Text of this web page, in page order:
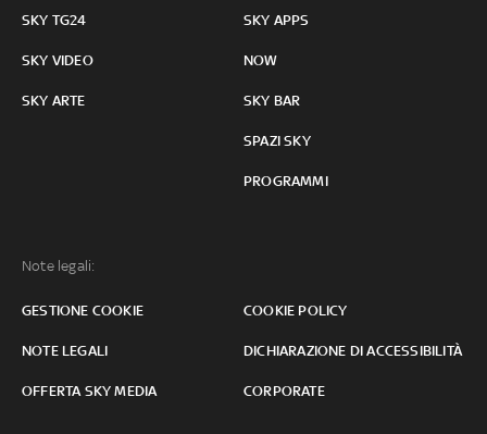
SKY TG24
SKY VIDEO
SKY ARTE
SKY APPS
NOW
SKY BAR
SPAZI SKY
PROGRAMMI
Note legali:
GESTIONE COOKIE COOKIE POLICY
NOTE LEGALI DICHIARAZIONE DI ACCESSIBILITÀ
OFFERTA SKY MEDIA CORPORATE